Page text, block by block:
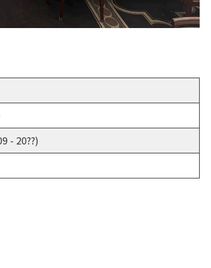
- 20??)